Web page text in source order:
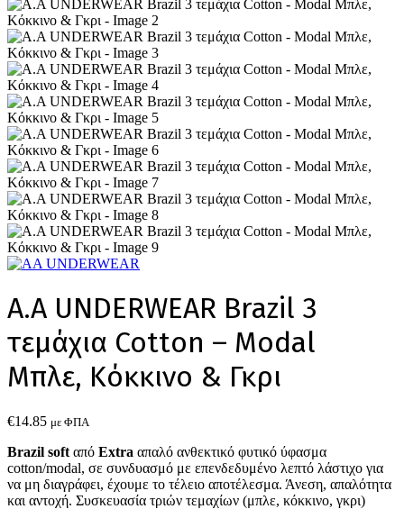
A.A UNDERWEAR Brazil 3
τεμάχια Cotton – Modal
Μπλε, Κόκκινο & Γκρι
€14.85 με ΦΠΑ
Brazil soft από Extra απαλό ανθεκτικό φυτικό ύφασμα
cotton/modal, σε συνδυασμό με επενδεδυμένο λεπτό λάστιχο για
να μη διαγράφει, έχουμε το τέλειο αποτέλεσμα. Άνεση, απαλότητα
και αντοχή. Συσκευασία τριών τεμαχίων (μπλε, κόκκινο, γκρι)